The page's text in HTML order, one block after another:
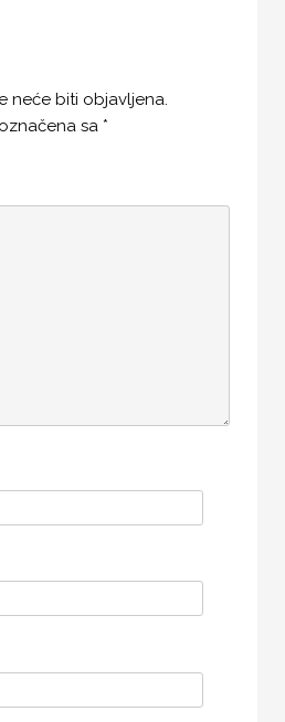
neće biti objavljena.
sa *